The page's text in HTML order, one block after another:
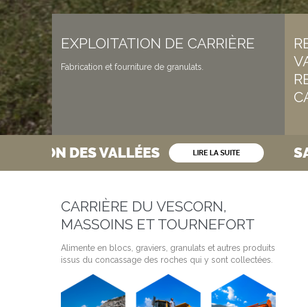
EXPLOITATION DE CARRIÈRE
Fabrication et fourniture de granulats.
LIRE LA SUITE SAS BERMONT
CARRIÈRE DU VESCORN,
MASSOINS ET TOURNEFORT
Alimente en blocs, graviers, granulats et autres produits
issus du concassage des roches qui y sont collectées.